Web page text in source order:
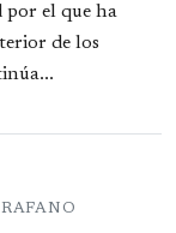
por el que ha
de los